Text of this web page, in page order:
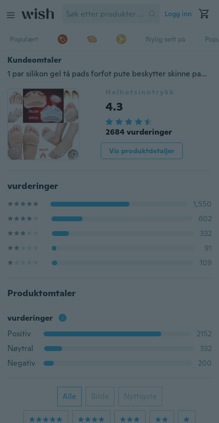
Logg inn
Populært Nylig sett på
Kundeomtaler
1 par silikon gel tå pads forfot pute beskytter skinne pads for føtter høye hæler fotdeksel metatarsal smertelindring
Helhetsinntrykk
4.3
2684 vurderinger
Vis produktdetaljer
vurderinger
1,550
602
332
91
109
Produktomtaler
vurderinger
Positiv
2152
Nøytral
332
Negativ
200
Alle Bilde Nyttigste